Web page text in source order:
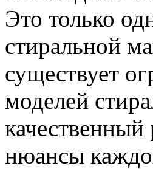
Это только
стиральной
существует
моделей
качественный
нюансы